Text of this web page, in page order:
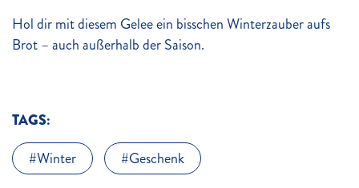
Hol dir mit diesem Gelee ein bisschen Winterzauber aufs
Brot – auch außerhalb der Saison.
TAGS:
Winter
Geschenk